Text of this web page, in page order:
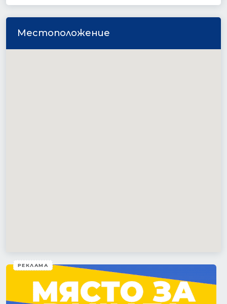
Местоположение
РЕКЛАМА